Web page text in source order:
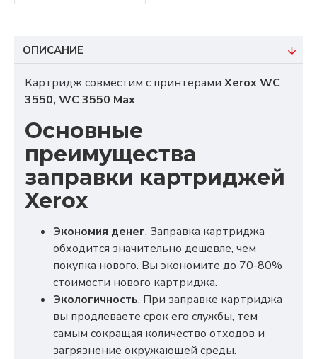
ОПИСАНИЕ
Картридж совместим с принтерами Xerox WC
3550, WC 3550 Max
Основные
преимущества
заправки картриджей
Xerox
Экономия денег. Заправка картриджа
обходится значительно дешевле, чем
покупка нового. Вы экономите до 70-80%
стоимости нового картриджа.
Экологичность. При заправке картриджа
вы продлеваете срок его службы, тем
самым сокращая количество отходов и
загрязнение окружающей среды.